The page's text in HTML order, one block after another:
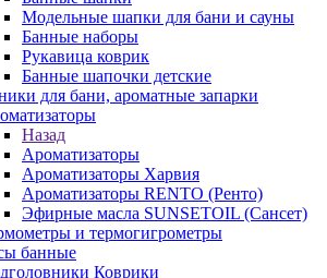
Модельные шапки для бани и сауны
Банные наборы
Рукавица коврик
Банные шапочки детские
для бани, ароматные запарки
Назад
Ароматизаторы
Ароматизаторы Харвия
Ароматизаторы RENTO (Ренто)
Эфирные масла SUNSETOIL (Сансет)
и термогигрометры
банные
Коврики